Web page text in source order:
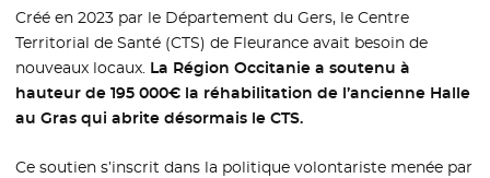
Créé en 2023 par le Département du Gers, le Centre
Territorial de Santé (CTS) de Fleurance avait besoin de
nouveaux locaux. La Région Occitanie a soutenu à
hauteur de 195 000€ la réhabilitation de l’ancienne Halle
au Gras qui abrite désormais le CTS.
Ce soutien s’inscrit dans la politique volontariste menée par